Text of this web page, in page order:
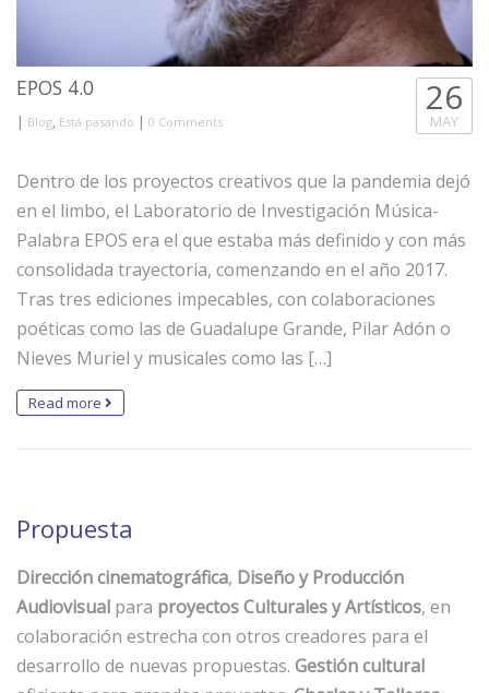
EPOS 4.0
| Blog, Está pasando | 0 Comments
26
MAY
Dentro de los proyectos creativos que la pandemia dejó
en el limbo, el Laboratorio de Investigación Música-
Palabra EPOS era el que estaba más definido y con más
consolidada trayectoria, comenzando en el año 2017.
Tras tres ediciones impecables, con colaboraciones
poéticas como las de Guadalupe Grande, Pilar Adón o
Nieves Muriel y musicales como las […]
Read more
Propuesta
Dirección cinematográfica, Diseño y Producción
Audiovisual para proyectos Culturales y Artísticos, en
colaboración estrecha con otros creadores para el
desarrollo de nuevas propuestas. Gestión cultural